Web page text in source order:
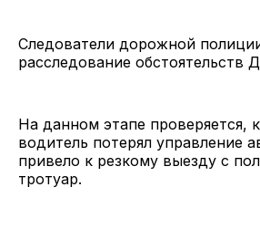
Следователи дорожной
расследование обстоятельств
На данном этапе проверяется,
водитель потерял управление
привело к резкому выезду с
тротуар.